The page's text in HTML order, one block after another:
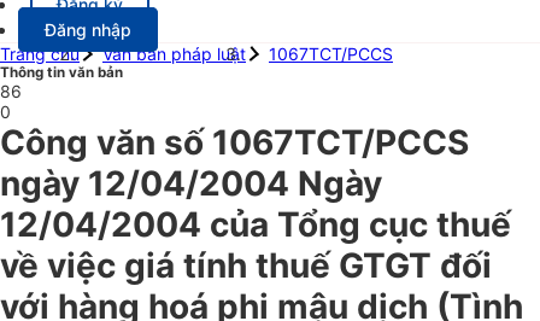
Đăng ký
Đăng nhập
Trang chủ
Văn bản pháp luật 1067TCT/PCCS
Thông tin văn bản
86
0
Công văn số 1067TCT/PCCS
ngày 12/04/2004 Ngày
12/04/2004 của Tổng cục thuế
về việc giá tính thuế GTGT đối
với hàng hoá phi mậu dịch (Tình